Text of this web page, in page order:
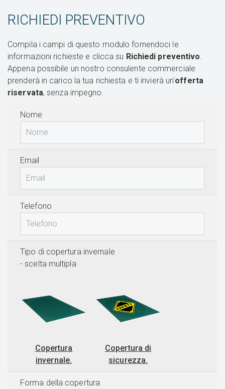
RICHIEDI PREVENTIVO
Compila i campi di questo modulo fornendoci le
informazioni richieste e clicca su Richiedi preventivo.
Appena possibile un nostro consulente commerciale
prenderà in carico la tua richiesta e ti invierà un'offerta
riservata, senza impegno.
Nome
Email
Telefono
Tipo di copertura invernale
- scelta multipla
Copertura
invernale.
Copertura di
sicurezza.
Forma della copertura